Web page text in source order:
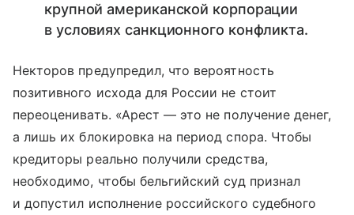
крупной американской корпорации
в условиях санкционного конфликта.
Некторов предупредил, что вероятность
позитивного исхода для России не стоит
переоценивать. «Арест — это не получение денег,
а лишь их блокировка на период спора. Чтобы
кредиторы реально получили средства,
необходимо, чтобы бельгийский суд признал
и допустил исполнение российского судебного